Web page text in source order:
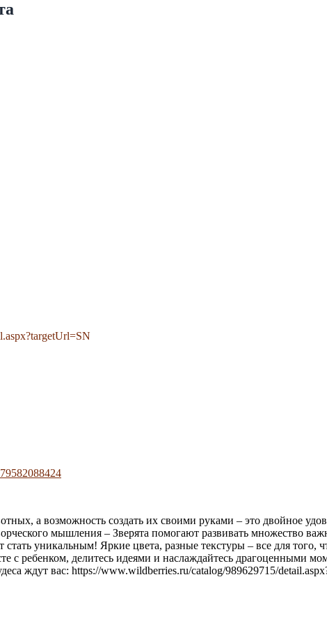
а возможность создать их своими руками – это двойное
мышления – Зверята помогают развивать множество
уникальным! Яркие цвета, разные текстуры – все для того,
с ребенком, делитесь идеями и наслаждайтесь драгоценными
ждут вас: https://www.wildberries.ru/catalog/989629715/